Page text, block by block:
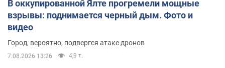
В оккупированной Ялте прогремели мощные
взрывы: поднимается черный дым. Фото и
видео
Город, вероятно, подвергся атаке дронов
7.08.2026 13:26 4,9 т.